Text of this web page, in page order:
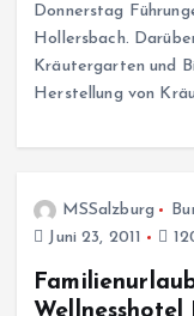
Donnerstag
Hollersbach.
Kräutergarten und
Herstellung von
MSSalzburg
Juni 23, 2011